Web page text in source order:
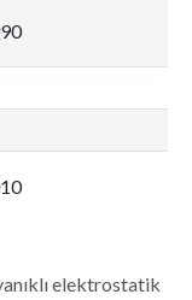
elektrostatik